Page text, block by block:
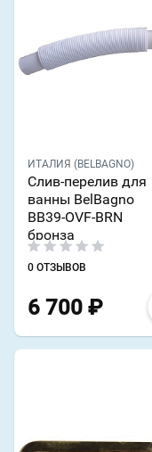
ИТАЛИЯ (BELBAGNO)
Слив-перелив для
ванны BelBagno
BB39-OVF-BRN
бронза
0 ОТЗЫВОВ
6 700 ₽